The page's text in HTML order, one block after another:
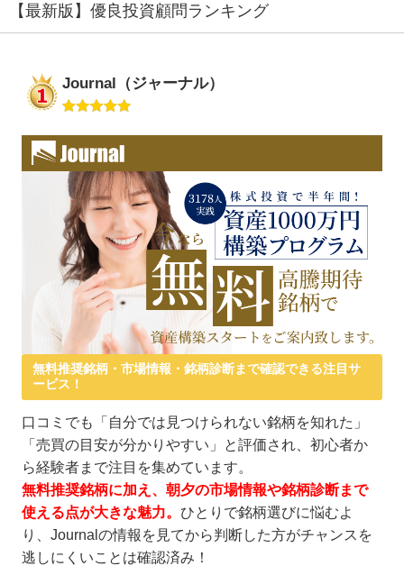
【最新版】優良投資顧問ランキング
Journal（ジャーナル）
無料推奨銘柄・市場情報・銘柄診断まで確認できる注目サ
ービス！
口コミでも「自分では見つけられない銘柄を知れた」
「売買の目安が分かりやすい」と評価され、初心者か
ら経験者まで注目を集めています。
無料推奨銘柄に加え、朝夕の市場情報や銘柄診断まで
使える点が大きな魅力。 ひとりで銘柄選びに悩むよ
り、Journalの情報を見てから判断した方がチャンスを
逃しにくいことは確認済み！